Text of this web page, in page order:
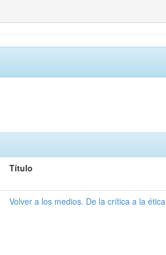
Título
Volver a los medios. De la crítica a la ética